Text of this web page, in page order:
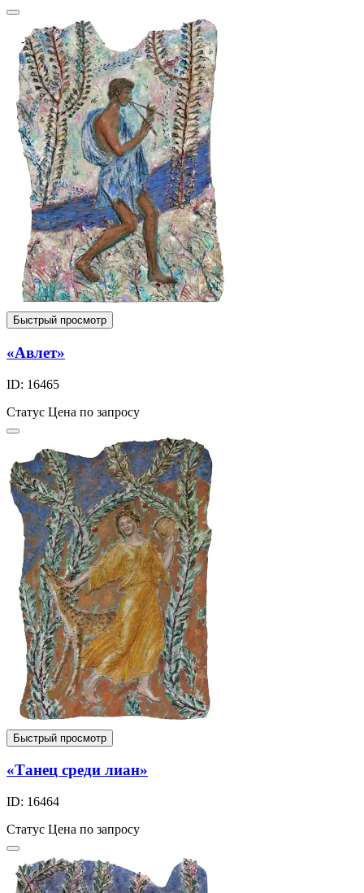
Быстрый просмотр
«Авлет»
ID: 16465
Статус Цена по запросу
Быстрый просмотр
«Танец среди лиан»
ID: 16464
Статус Цена по запросу